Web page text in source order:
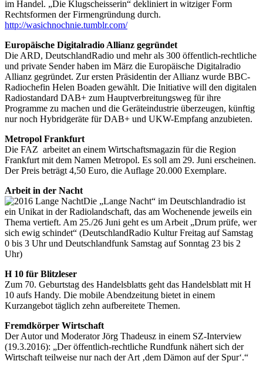
im Handel. „Die Klugscheisserin“ dekliniert in witziger Form
Rechtsformen der Firmengründung durch.
http://wasichnochnie.tumblr.com/
Europäische Digitalradio Allianz gegründet
Die ARD, DeutschlandRadio und mehr als 300 öffentlich-rechtliche
und private Sender haben im März die Europäische Digitalradio
Allianz gegründet. Zur ersten Präsidentin der Allianz wurde BBC-
Radiochefin Helen Boaden gewählt. Die Initiative will den digitalen
Radiostandard DAB+ zum Hauptverbreitungsweg für ihre
Programme zu machen und die Geräteindustrie überzeugen, künftig
nur noch Hybridgeräte für DAB+ und UKW-Empfang anzubieten.
Metropol Frankfurt
Die FAZ arbeitet an einem Wirtschaftsmagazin für die Region
Frankfurt mit dem Namen Metropol. Es soll am 29. Juni erscheinen.
Der Preis beträgt 4,50 Euro, die Auflage 20.000 Exemplare.
Arbeit in der Nacht
Die „Lange Nacht“ im Deutschlandradio ist
ein Unikat in der Radiolandschaft, das am Wochenende jeweils ein
Thema vertieft. Am 25./26 Juni geht es um Arbeit „Drum prüfe, wer
sich ewig schindet“ (DeutschlandRadio Kultur Freitag auf Samstag
0 bis 3 Uhr und Deutschlandfunk Samstag auf Sonntag 23 bis 2
Uhr)
H 10 für Blitzleser
Zum 70. Geburtstag des Handelsblatts geht das Handelsblatt mit H
10 aufs Handy. Die mobile Abendzeitung bietet in einem
Kurzangebot täglich zehn aufbereitete Themen.
Fremdkörper Wirtschaft
Der Autor und Moderator Jörg Thadeusz in einem SZ-Interview
(19.3.2016): „Der öffentlich-rechtliche Rundfunk nähert sich der
Wirtschaft teilweise nur nach der Art ‚dem Dämon auf der Spur‘.“